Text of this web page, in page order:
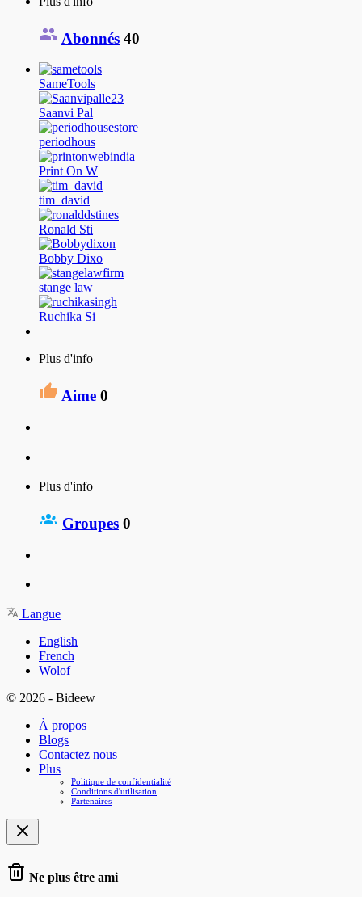
Abonnés 40
SameTools
Saanvi Pal
periodhous
Print On W
tim_david
Ronald Sti
Bobby Dixo
stange law
Ruchika Si
Plus d'info
Aime 0
Plus d'info
Groupes 0
Langue
English
French
Wolof
© 2026 - Bideew
À propos
Blogs
Contactez nous
Plus
Politique de confidentialité
Conditions d'utilisation
Partenaires
Ne plus être ami